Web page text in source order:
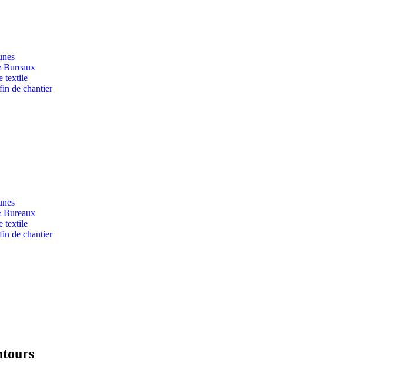
Bureaux
textile
de chantier
Bureaux
textile
de chantier